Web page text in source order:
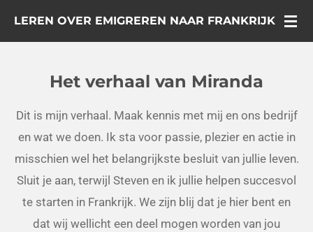
Ga
direct
LEREN OVER EMIGREREN NAAR FRANKRIJK
Het verhaal van Miranda
Dit is mijn verhaal. Maak kennis met mij en ons bedrijf
en wat we doen. Ik sta voor passie, plezier en actie in
misschien wel het belangrijkste besluit van jullie leven.
Sluit je aan, terwijl Steven en ik jullie helpen succesvol
te starten in Frankrijk. We zijn blij dat je hier bent en
dat wij wellicht een deel mogen worden van jou